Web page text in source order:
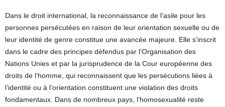
Dans le droit international, la reconnaissance de l’asile pour les
personnes persécutées en raison de leur orientation sexuelle ou de
leur identité de genre constitue une avancée majeure. Elle s’inscrit
dans le cadre des principes défendus par l’Organisation des
Nations Unies et par la jurisprudence de la Cour européenne des
droits de l’homme, qui reconnaissent que les persécutions liées à
l’identité ou à l’orientation constituent une violation des droits
fondamentaux. Dans de nombreux pays, l’homosexualité reste